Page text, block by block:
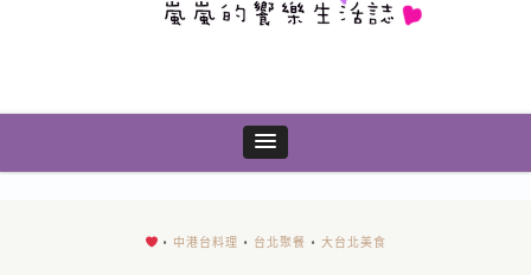
• 中港台料理 • 台北聚餐 •大台北美食